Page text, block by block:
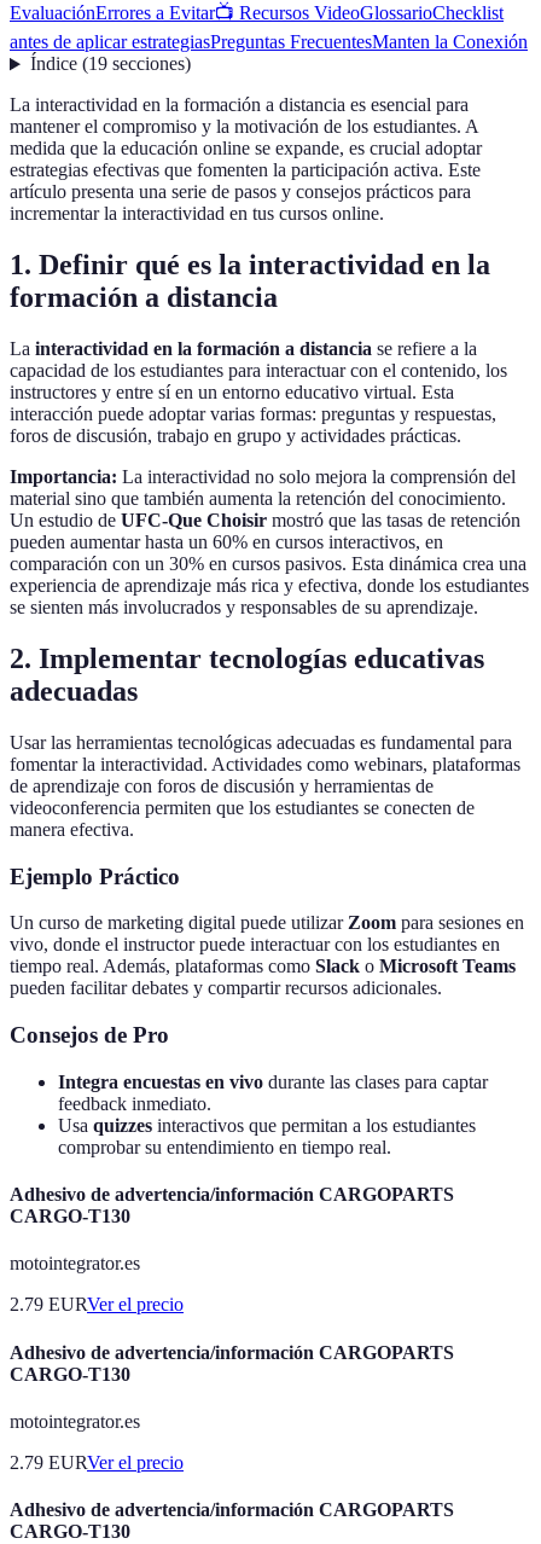
EvaluaciónErrores a Evitar📺 Recursos VideoGlossarioChecklist
antes de aplicar estrategiasPreguntas FrecuentesManten la Conexión
Índice(19 secciones)
La interactividad en la formación a distancia es esencial para
mantener el compromiso y la motivación de los estudiantes. A
medida que la educación online se expande, es crucial adoptar
estrategias efectivas que fomenten la participación activa. Este
artículo presenta una serie de pasos y consejos prácticos para
incrementar la interactividad en tus cursos online.
1. Definir qué es la interactividad en la
formación a distancia
La interactividad en la formación a distancia se refiere a la
capacidad de los estudiantes para interactuar con el contenido, los
instructores y entre sí en un entorno educativo virtual. Esta
interacción puede adoptar varias formas: preguntas y respuestas,
foros de discusión, trabajo en grupo y actividades prácticas.
Importancia: La interactividad no solo mejora la comprensión del
material sino que también aumenta la retención del conocimiento.
Un estudio de UFC-Que Choisir mostró que las tasas de retención
pueden aumentar hasta un 60% en cursos interactivos, en
comparación con un 30% en cursos pasivos. Esta dinámica crea una
experiencia de aprendizaje más rica y efectiva, donde los estudiantes
se sienten más involucrados y responsables de su aprendizaje.
2. Implementar tecnologías educativas
adecuadas
Usar las herramientas tecnológicas adecuadas es fundamental para
fomentar la interactividad. Actividades como webinars, plataformas
de aprendizaje con foros de discusión y herramientas de
videoconferencia permiten que los estudiantes se conecten de
manera efectiva.
Ejemplo Práctico
Un curso de marketing digital puede utilizarZoom para sesiones en
vivo, donde el instructor puede interactuar con los estudiantes en
tiempo real. Además, plataformas como Slack o Microsoft Teams
pueden facilitar debates y compartir recursos adicionales.
Consejos de Pro
Integra encuestas en vivo durante las clases para captar
feedback inmediato.
Usa quizzes interactivos que permitan a los estudiantes
comprobar su entendimiento en tiempo real.
Adhesivo de advertencia/información CARGOPARTS
CARGO-T130
motointegrator.es
2.79 EURVer el precio
Adhesivo de advertencia/información CARGOPARTS
CARGO-T130
motointegrator.es
2.79 EURVer el precio
Adhesivo de advertencia/información CARGOPARTS
CARGO-T130